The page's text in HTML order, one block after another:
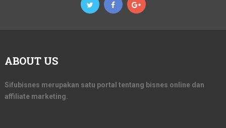
ABOUT US
Sifubisnes merupakan satu portal tentang bisnes online dan
affiliate marketing.